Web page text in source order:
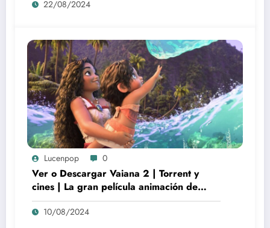
22/08/2024
Lucenpop 0
Ver o Descargar Vaiana 2 | Torrent y
cines | La gran película animación de
culto Disney | *****
10/08/2024